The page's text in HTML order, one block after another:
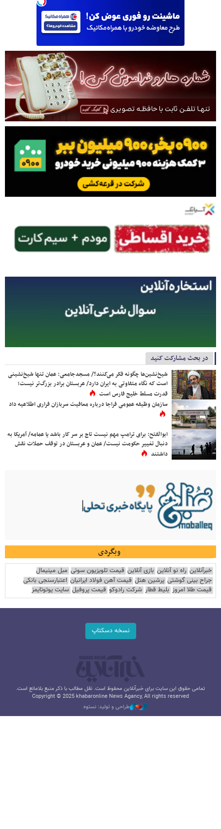
در بحث مشارکت کنید
شیخ‌نشین‌ها چگونه فکر می‌کنند؟/ مسجدجامعی: عمان تنها شیخ‌نشینی
است که نگاه متفاوتی به ایران دارد/ عربستان برادر بزرگ‌تر نیست؛
قدرت مسلط خلیج فارس است
سازمان وظیفه عمومی فراجا درباره معافیت سربازان فراری اطلاعیه داد
ابوالفتح: برای ترامپ مهم نیست تاج بر سر کار باشد یا عمامه/ آمریکا به
دنبال تغییر حکومت نیست/ عمان و عربستان در توقف حملات نقش
داشتند
وبگردی
خبرآنلاین راه نو آنلاین بازی آنلاین قیمت تلویزیون سونی مبل مینیمال
جراح بینی گوشتی پرشین هتل قیمت آهن فولاد ایرانیان اعتبارسنجی بانکی
قیمت طلا امروز بلیط قطار شرکت رادوکو قیمت پروفیل سایت یوتوتایمز
نسخه دسکتاپ
تمامی حقوق این سایت برای خبرآنلاین محفوظ است. نقل مطالب با ذکر منبع بلامانع است.
Copyright © 2025 khabaronline News Agancy, All rights reserved
طراحی و تولید: نستوه